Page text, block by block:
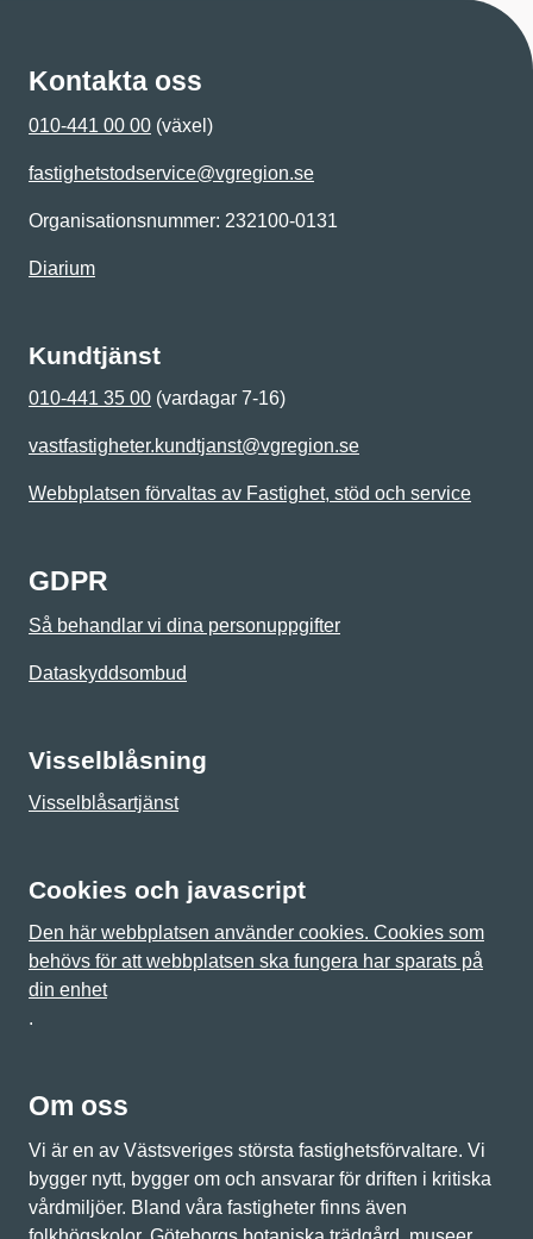
Kontakta oss
010-441 00 00 (växel)
fastighetstodservice@vgregion.se
Organisationsnummer: 232100-0131
Diarium
Kundtjänst
010-441 35 00 (vardagar 7-16)
vastfastigheter.kundtjanst@vgregion.se
Webbplatsen förvaltas av Fastighet, stöd och service
GDPR
Så behandlar vi dina personuppgifter
Dataskyddsombud
Visselblåsning
Visselblåsartjänst
Cookies och javascript
Den här webbplatsen använder cookies. Cookies som
behövs för att webbplatsen ska fungera har sparats på
din enhet
.
Om oss
Vi är en av Västsveriges största fastighetsförvaltare. Vi
bygger nytt, bygger om och ansvarar för driften i kritiska
vårdmiljöer. Bland våra fastigheter finns även